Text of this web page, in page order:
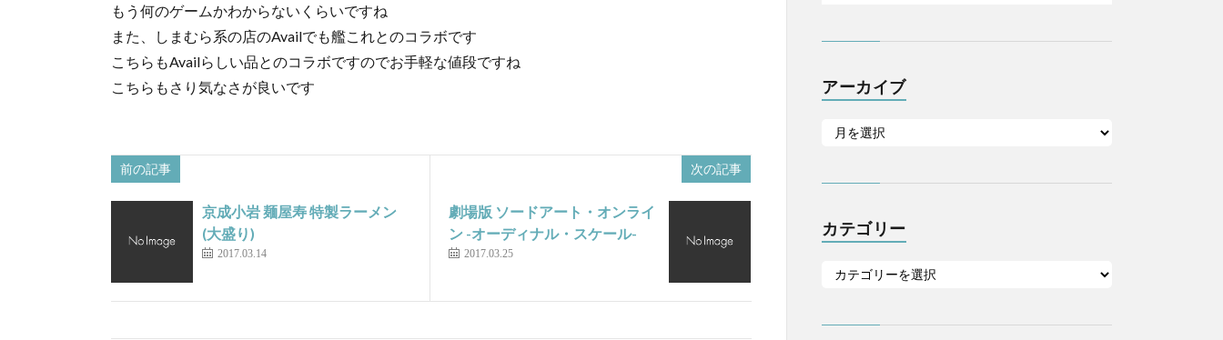
もう何のゲームかわからないくらいですね
また、しまむら系の店のAvailでも艦これとのコラボです
こちらもAvailらしい品とのコラボですのでお手軽な値段ですね
こちらもさり気なさが良いです
前の記事
京成小岩 麺屋寿 特製ラーメン
(大盛り)
2017.03.14
次の記事
劇場版 ソードアート・オンライ
ン -オーディナル・スケール-
2017.03.25
アーカイブ
カテゴリー